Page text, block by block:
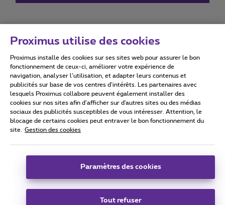
Conditions d'utilisation Accessibility statement
Tous droits réservés. © 2026 Proximus
Conditions générales, info consommateur
Coordonnées de l’entreprise
Boulevard du Roi Albert II 27 - B-1030 Bruxelles.
Proximus utilise des cookies
Proximus installe des cookies sur ses sites web pour assurer le bon
fonctionnement de ceux-ci, améliorer votre expérience de
navigation, analyser l’utilisation, et adapter leurs contenus et
publicités sur base de vos centres d’intérêts. Les partenaires avec
lesquels Proximus collabore peuvent également installer des
cookies sur nos sites afin d’afficher sur d'autres sites ou des médias
sociaux des publicités susceptibles de vous intéresser. Attention, le
blocage de certains cookies peut entraver le bon fonctionnement du
site.
Gestion des cookies
Paramètres des cookies
Tout refuser